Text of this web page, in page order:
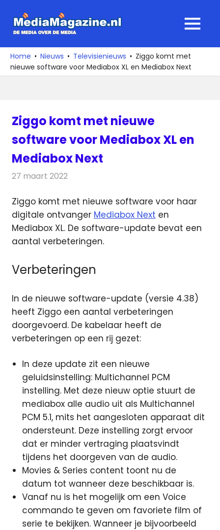
naar
media
over
de
MENU
Home Nieuws Televisienieuws
Ziggo komt met
nieuwe software voor Mediabox XL en Mediabox Next
Ziggo komt met nieuwe
software voor Mediabox XL en
Mediabox Next
27 maart 2022
Ziggo komt met nieuwe software voor haar
digitale ontvanger Mediabox Next en
Mediabox XL. De software-update bevat een
aantal verbeteringen.
Verbeteringen
In de nieuwe software-update (versie 4.38)
heeft Ziggo een aantal verbeteringen
doorgevoerd. De kabelaar heeft de
verbeteringen op een rij gezet:
In deze update zit een nieuwe
geluidsinstelling: Multichannel PCM
instelling. Met deze nieuw optie stuurt de
mediabox alle audio uit als Multichannel
PCM 5.1, mits het aangesloten apparaat dit
ondersteunt. Deze instelling zorgt ervoor
dat er minder vertraging plaatsvindt
tijdens het doorgeven van de audio.
Movies & Series content toont nu de
datum tot wanneer deze beschikbaar is.
Vanaf nu is het mogelijk om een Voice
commando te geven om favoriete film of
serie te bekijken. Wanneer je bijvoorbeeld